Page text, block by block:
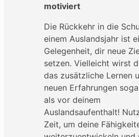
motiviert
Die Rückkehr in die
einem Auslandsjahr ist
Gelegenheit, dir neue
setzen. Vielleicht wirst
das zusätzliche Lernen
neuen Erfahrungen
als vor deinem
Auslandsaufenthalt!
Zeit, um deine